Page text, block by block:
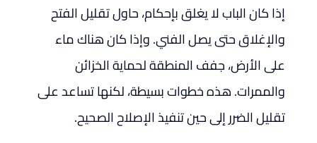
إذا كان الباب لا يغلق بإحكام، حاول تقليل الفتح
والإغلاق حتى يصل الفني. وإذا كان هناك ماء
على الأرض، جفف المنطقة لحماية الخزائن
والممرات. هذه خطوات بسيطة، لكنها تساعد على
تقليل الضرر إلى حين تنفيذ الإصلاح الصحيح.